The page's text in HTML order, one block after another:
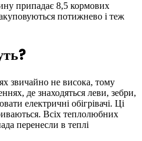
припадає 8,5 кормових
потижнево і теж
звичайно не висока, тому
де знаходяться леви, зебри,
електричні обігрівачі. Ці
Всіх теплолюбних
перенесли в теплі